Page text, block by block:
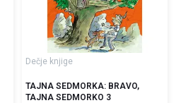
Dečje knjige
TAJNA SEDMORKA: BRAVO,
TAJNA SEDMORKO 3